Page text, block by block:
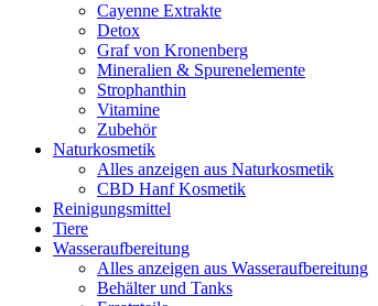
Cayenne Extrakte
Detox
Graf von Kronenberg
Mineralien & Spurenelemente
Strophanthin
Vitamine
Zubehör
Naturkosmetik
Alles anzeigen aus Naturkosmetik
CBD Hanf Kosmetik
Reinigungsmittel
Tiere
Wasseraufbereitung
Alles anzeigen aus Wasseraufbereitung
Behälter und Tanks